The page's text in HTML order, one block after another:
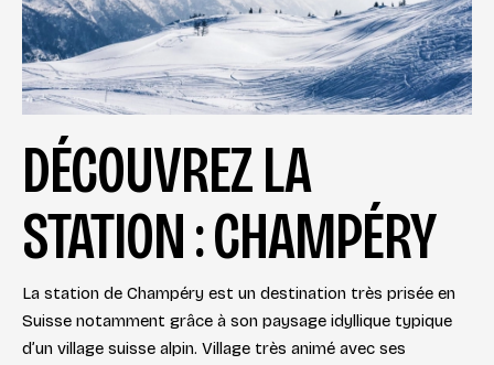
DÉCOUVREZ LA
STATION : CHAMPÉRY
La station de Champéry est un destination très prisée en
Suisse notamment grâce à son paysage idyllique typique
d’un village suisse alpin. Village très animé avec ses